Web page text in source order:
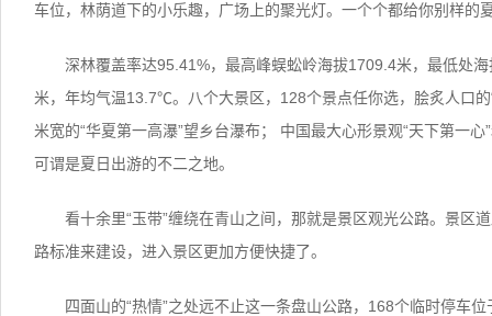
车位，林荫道下的小乐趣，广场上的聚光灯。一个个都给你别样的
深林覆盖率达95.41%，最高峰蜈蚣岭海拔1709.4米，最低处
米，年均气温13.7℃。八个大景区，128个景点任你选，脍炙人口
米宽的“华夏第一高瀑”望乡台瀑布； 中国最大心形景观“天下第一心
可谓是夏日出游的不二之地。
看十余里“玉带”缠绕在青山之间，那就是景区观光公路。景区
路标准来建设，进入景区更加方便快捷了。
四面山的“热情”之处远不止这一条盘山公路，168个临时停车